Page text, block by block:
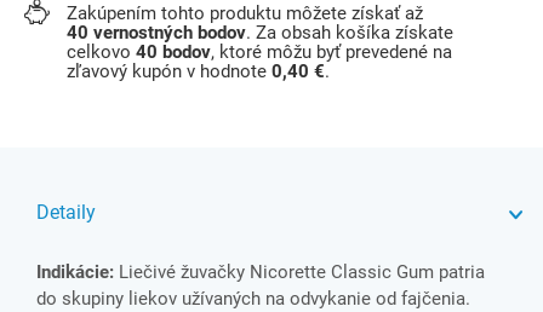
Zakúpením tohto produktu môžete získať až
40 vernostných bodov. Za obsah košíka získate
celkovo 40 bodov, ktoré môžu byť prevedené na
zľavový kupón v hodnote 0,40 €.
Detaily
Indikácie: Liečivé žuvačky Nicorette Classic Gum patria
do skupiny liekov užívaných na odvykanie od fajčenia.